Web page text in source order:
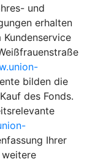
und
erhalten
bilden die
des Fonds.
Ihrer